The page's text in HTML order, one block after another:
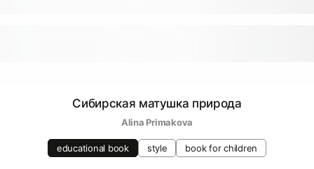
Сибирская матушка природа
Alina Primakova
educational book style book for children